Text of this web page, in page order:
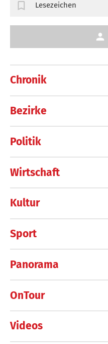
Chronik
Bezirke
Politik
Wirtschaft
Kultur
Sport
Panorama
OnTour
Videos
Lesezeichen